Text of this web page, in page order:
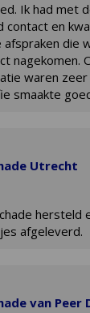
Ik had met
en
die
nagekomen.
waren zeer
smaakte
Utrecht
hersteld
afgeleverd.
van Peer